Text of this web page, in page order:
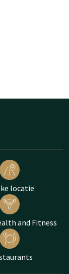
locatie
and Fitness